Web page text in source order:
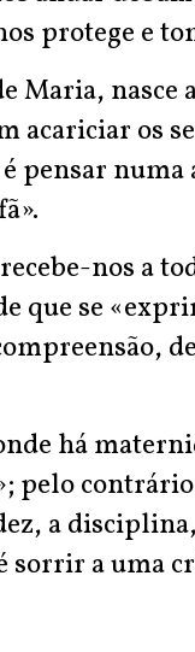
protege e
Maria, nasce
acariciar os
pensar numa
nos a
que se
há
pelo
a
sorrir a uma